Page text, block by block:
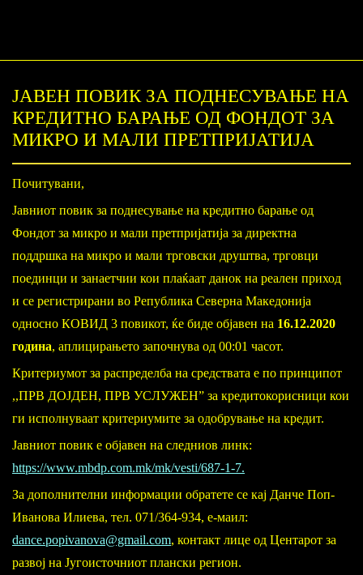
ЈАВЕН ПОВИК ЗА ПОДНЕСУВАЊЕ НА
КРЕДИТНО БАРАЊЕ ОД ФОНДОТ ЗА
МИКРО И МАЛИ ПРЕТПРИЈАТИЈА
Почитувани,
Јавниот повик за поднесување на кредитно барање од
Фондот за микро и мали претпријатија за директна
поддршка на микро и мали трговски друштва, трговци
поединци и занаетчии кои плаќаат данок на реален приход
и се регистрирани во Република Северна Македонија
односно КОВИД 3 повикот, ќе биде објавен на 16.12.2020
година, аплицирањето започнува од 00:01 часот.
Критериумот за распределба на средствата е по принципот
,,ПРВ ДОЈДЕН, ПРВ УСЛУЖЕН” за кредитокорисници кои
ги исполнуваат критериумите за одобрување на кредит.
Јавниот повик е објавен на следниов линк:
https://www.mbdp.com.mk/mk/vesti/687-1-7.
За дополнителни информации обратете се кај Данче Поп-
Иванова Илиева, тел. 071/364-934, е-маил:
dance.popivanova@gmail.com, контакт лице од Центарот за
развој на Југоисточниот плански регион.